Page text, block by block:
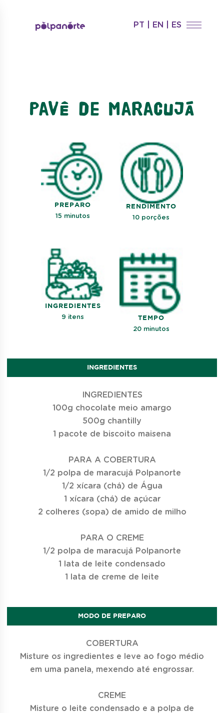
PT EN ES
Pavê de Maracujá
PREPARO
15 minutos
RENDIMENTO
10 porções
INGREDIENTES
9 itens TEMPO
20 minutos
INGREDIENTES
INGREDIENTES
100g chocolate meio amargo
500g chantilly
1 pacote de biscoito maisena
PARA A COBERTURA
1/2 polpa de maracujá Polpanorte
1/2 xícara (chá) de Água
1 xícara (chá) de açúcar
2 colheres (sopa) de amido de milho
PARA O CREME
1/2 polpa de maracujá Polpanorte
1 lata de leite condensado
1 lata de creme de leite
MODO DE PREPARO
COBERTURA
Misture os ingredientes e leve ao fogo médio
em uma panela, mexendo até engrossar.
CREME
Misture o leite condensado e a polpa de